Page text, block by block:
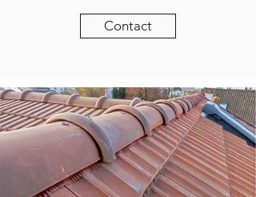
Contact